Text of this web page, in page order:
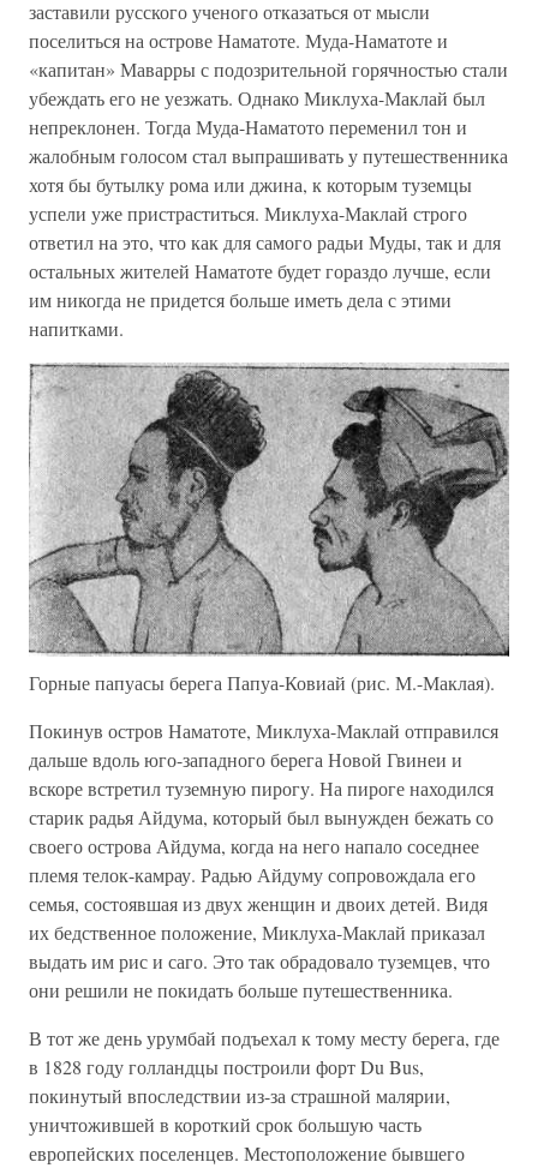
заставили русского ученого отказаться от мысли
поселиться на острове Наматоте. Муда-Наматоте и
«капитан» Маварры с подозрительной горячностью стали
убеждать его не уезжать. Однако Миклуха-Маклай был
непреклонен. Тогда Муда-Наматото переменил тон и
жалобным голосом стал выпрашивать у путешественника
хотя бы бутылку рома или джина, к которым туземцы
успели уже пристраститься. Миклуха-Маклай строго
ответил на это, что как для самого радьи Муды, так и для
остальных жителей Наматоте будет гораздо лучше, если
им никогда не придется больше иметь дела с этими
напитками.
Горные папуасы берега Папуа-Ковиай (рис. М.-Маклая).
Покинув остров Наматоте, Миклуха-Маклай отправился
дальше вдоль юго-западного берега Новой Гвинеи и
вскоре встретил туземную пирогу. На пироге находился
старик радья Айдума, который был вынужден бежать со
своего острова Айдума, когда на него напало соседнее
племя телок-камрау. Радью Айдуму сопровождала его
семья, состоявшая из двух женщин и двоих детей. Видя
их бедственное положение, Миклуха-Маклай приказал
выдать им рис и саго. Это так обрадовало туземцев, что
они решили не покидать больше путешественника.
В тот же день урумбай подъехал к тому месту берега, где
в 1828 году голландцы построили форт Du Bus,
покинутый впоследствии из-за страшной малярии,
уничтожившей в короткий срок большую часть
европейских поселенцев. Местоположение бывшего